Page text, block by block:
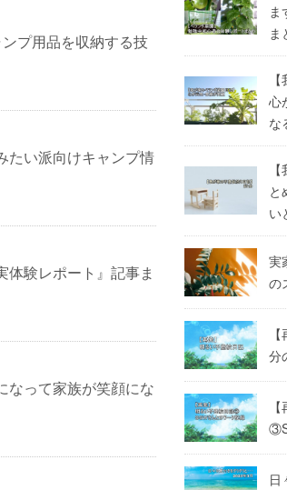
プ用品を収納する技
たい派向けキャンプ情
体験レポート』記事ま
なって家族が笑顔にな
ま
心
な
と
い
実
の
分
日